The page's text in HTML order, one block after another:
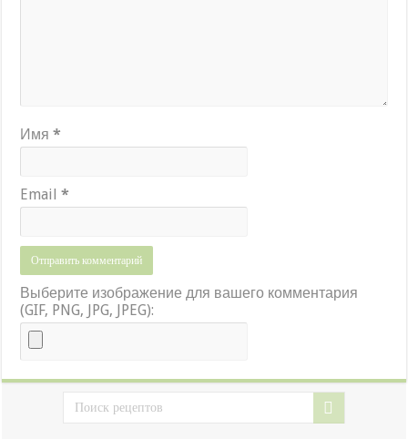
Имя*
Email*
Выберите изображение для вашего комментария
(GIF, PNG, JPG, JPEG):